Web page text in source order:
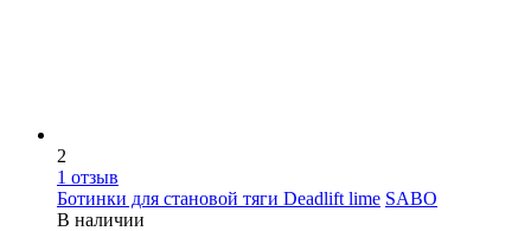
2
1 отзыв
Ботинки для становой тяги Deadlift lime SABO
В наличии